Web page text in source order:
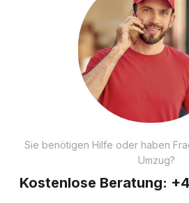
Sie benötigen Hilfe oder haben
Umzug?
Kostenlose Beratung: